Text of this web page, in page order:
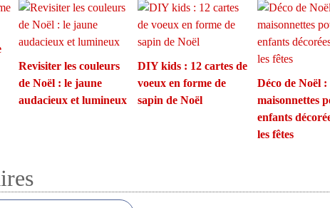
Revisiter les couleurs
de Noël : le jaune
audacieux et lumineux
DIY kids : 12 cartes de
voeux en forme de
sapin de Noël
Déco de Noël :
maisonnettes
enfants
les fêtes